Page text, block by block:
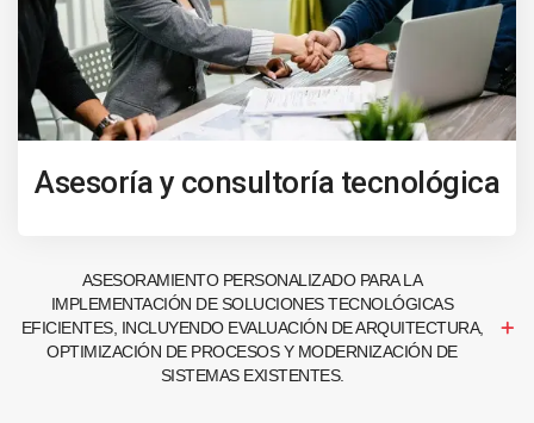
Asesoría y consultoría tecnológica
ASESORAMIENTO PERSONALIZADO PARA LA
IMPLEMENTACIÓN DE SOLUCIONES TECNOLÓGICAS
EFICIENTES, INCLUYENDO EVALUACIÓN DE ARQUITECTURA,
OPTIMIZACIÓN DE PROCESOS Y MODERNIZACIÓN DE
SISTEMAS EXISTENTES.